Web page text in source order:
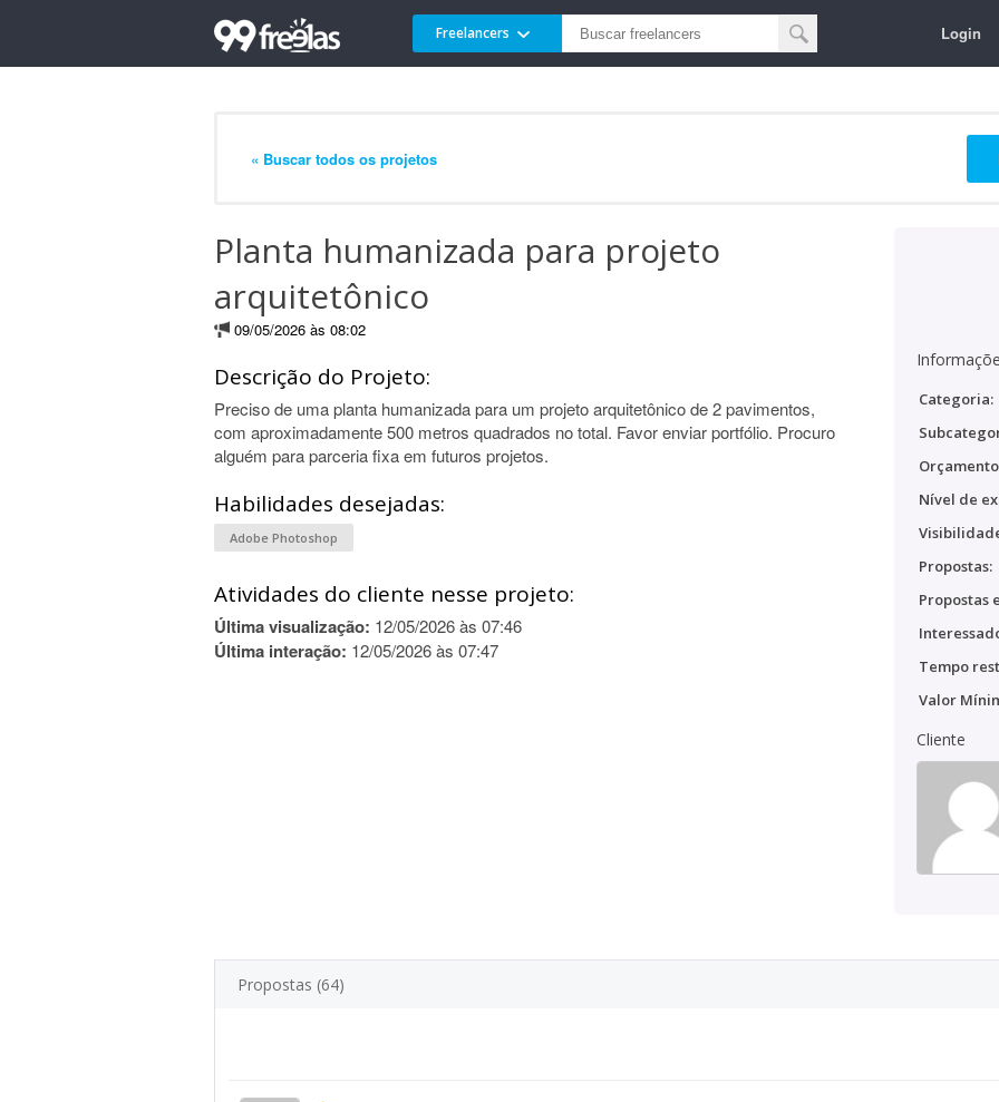
Freelancers Login
« Buscar todos os projetos
Planta humanizada para projeto
arquitetônico
09/05/2026 às 08:02
Descrição do Projeto:
Preciso de uma planta humanizada para um projeto arquitetônico de 2 pavimentos,
com aproximadamente 500 metros quadrados no total. Favor enviar portfólio. Procuro
alguém para parceria fixa em futuros projetos.
Habilidades desejadas:
Adobe Photoshop
Atividades do cliente nesse projeto:
Última visualização: 12/05/2026 às 07:46
Última interação: 12/05/2026 às 07:47
Categoria:
Nível de
Propostas:
Propostas
Tempo
Valor
Cliente
Propostas (64)